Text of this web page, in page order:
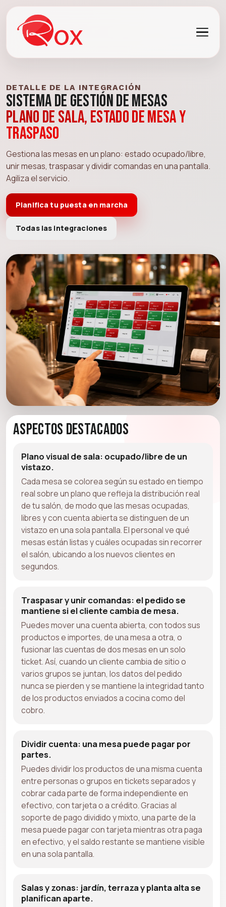
DETALLE DE LA INTEGRACIÓN
Sistema de Gestión de Mesas
Plano de sala, estado de mesa y
traspaso
Gestiona las mesas en un plano: estado ocupado/libre,
unir mesas, traspasar y dividir comandas en una pantalla.
Agiliza el servicio.
Planifica tu puesta en marcha
Todas las integraciones
Aspectos destacados
Plano visual de sala: ocupado/libre de un
vistazo.
Cada mesa se colorea según su estado en tiempo
real sobre un plano que refleja la distribución real
de tu salón, de modo que las mesas ocupadas,
libres y con cuenta abierta se distinguen de un
vistazo en una sola pantalla. El personal ve qué
mesas están listas y cuáles ocupadas sin recorrer
el salón, ubicando a los nuevos clientes en
segundos.
Traspasar y unir comandas: el pedido se
mantiene si el cliente cambia de mesa.
Puedes mover una cuenta abierta, con todos sus
productos e importes, de una mesa a otra, o
fusionar las cuentas de dos mesas en un solo
ticket. Así, cuando un cliente cambia de sitio o
varios grupos se juntan, los datos del pedido
nunca se pierden y se mantiene la integridad tanto
de los productos enviados a cocina como del
cobro.
Dividir cuenta: una mesa puede pagar por
partes.
Puedes dividir los productos de una misma cuenta
entre personas o grupos en tickets separados y
cobrar cada parte de forma independiente en
efectivo, con tarjeta o a crédito. Gracias al
soporte de pago dividido y mixto, una parte de la
mesa puede pagar con tarjeta mientras otra paga
en efectivo, y el saldo restante se mantiene visible
en una sola pantalla.
Salas y zonas: jardín, terraza y planta alta se
planifican aparte.